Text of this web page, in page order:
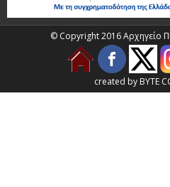
© Copyright 2016 Αρχηγείο
created by BYTE